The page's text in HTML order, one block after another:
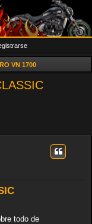
VN 1700
todo de